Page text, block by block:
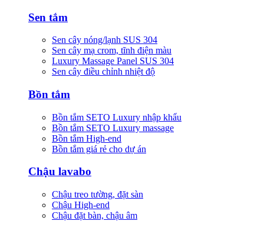
Sen tắm
Sen cây nóng/lạnh SUS 304
Sen cây mạ crom, tĩnh điện màu
Luxury Massage Panel SUS 304
Sen cây điều chỉnh nhiệt độ
Bồn tắm
Bồn tắm SETO Luxury nhập khẩu
Bồn tắm SETO Luxury massage
Bồn tắm High-end
Bồn tắm giá rẻ cho dự án
Chậu lavabo
Chậu treo tường, đặt sàn
Chậu High-end
Chậu đặt bàn, chậu âm